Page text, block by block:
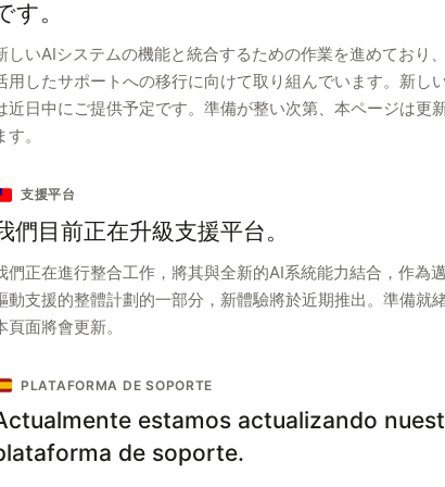
す。
しいAIシステムの機能と統合するための作業を進めており
用したサポートへの移行に向けて取り組んでいます。新し
近日中にご提供予定です。準備が整い次第、本ページは更
す。
支援平台
們目前正在升級支援平台。
們正在進行整合工作，將其與全新的AI系統能力結合，作為
動支援的整體計劃的一部分，新體驗將於近期推出。準備就
頁面將會更新。
PLATAFORMA DE SOPORTE
estamos actualizando
de soporte.